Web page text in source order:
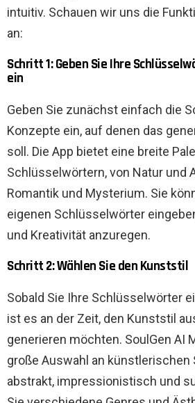
intuitiv. Schauen wir uns die
an:
Schritt 1: Geben Sie Ihre
ein
Geben Sie zunächst einfach die
Konzepte ein, auf denen das
soll. Die App bietet eine breite
Schlüsselwörtern, von Natur und
Romantik und Mysterium. Sie
eigenen Schlüsselwörter
und Kreativität anzuregen.
Schritt 2: Wählen Sie den Kunststil
Sobald Sie Ihre Schlüsselwörter
ist es an der Zeit, den Kunststil
generieren möchten. SoulGen AI
große Auswahl an künstlerischen
abstrakt, impressionistisch und